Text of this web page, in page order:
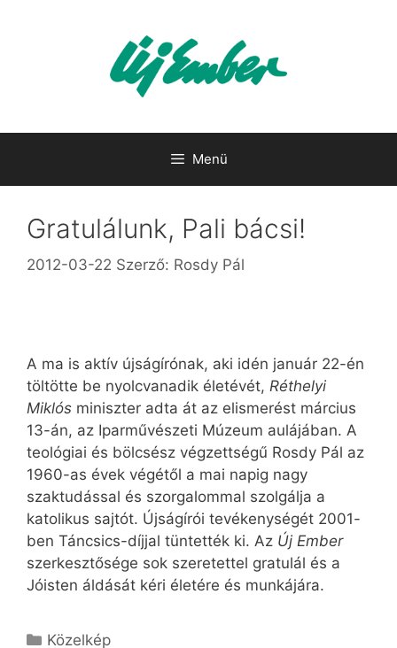
Menü
Gratulálunk, Pali bácsi!
2012-03-22 Szerző: Rosdy Pál
A ma is aktív újságírónak, aki idén január 22-én
töltötte be nyolcvanadik életévét, Réthelyi
Miklós miniszter adta át az elismerést március
13-án, az Iparművészeti Múzeum aulájában. A
teológiai és bölcsész végzettségű Rosdy Pál az
1960-as évek végétől a mai napig nagy
szaktudással és szorgalommal szolgálja a
katolikus sajtót. Újságírói tevékenységét 2001-
ben Táncsics-díjjal tüntették ki. Az Új Ember
szerkesztősége sok szeretettel gratulál és a
Jóisten áldását kéri életére és munkájára.
Kategória
Közelkép